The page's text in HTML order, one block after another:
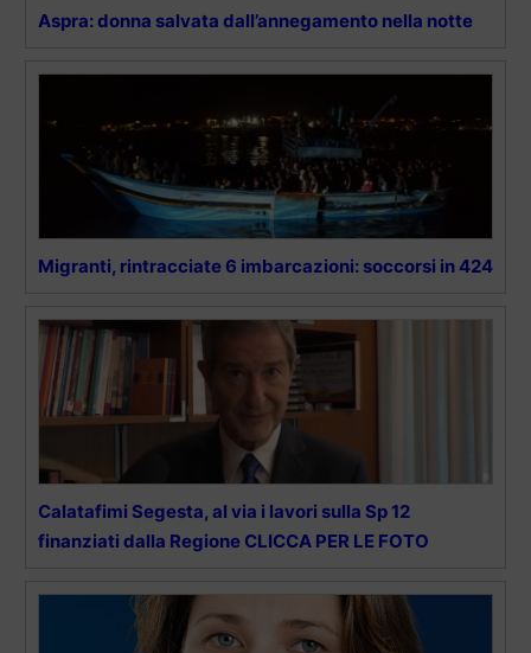
Aspra: donna salvata dall’annegamento nella notte
Migranti, rintracciate 6 imbarcazioni: soccorsi in 424
Calatafimi Segesta, al via i lavori sulla Sp 12
finanziati dalla Regione CLICCA PER LE FOTO